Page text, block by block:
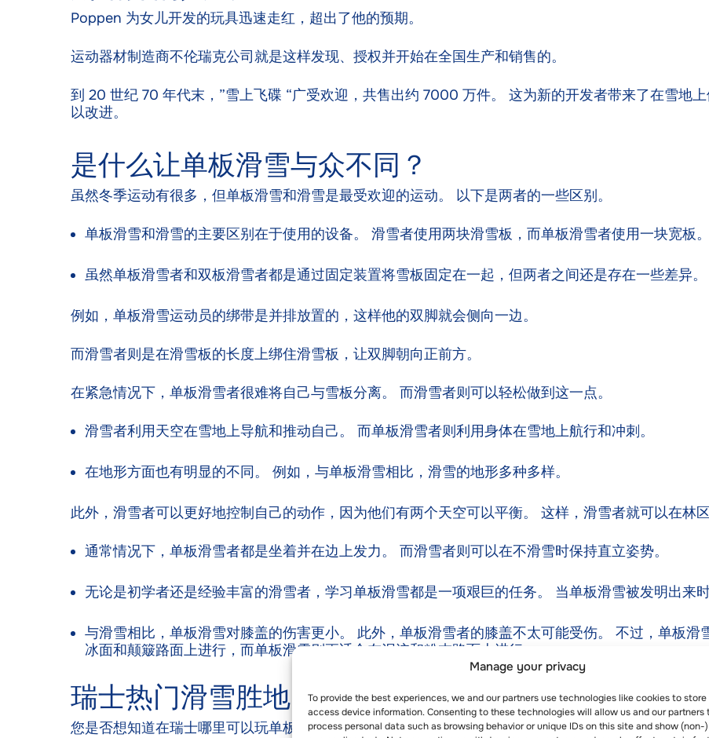
Manage your privacy
To provide the best experiences, we and our partners use technologies like cookies to
access device information. Consenting to these technologies will allow us and our partners
process personal data such as browsing behavior or unique IDs on this site and show (non-)
Poppen 为女儿开发的玩具迅速走红，超出了他的预期。
运动器材制造商不伦瑞克公司就是这样发现、授权并开始在全国生产和销售的。
到 20 世纪 70 年代末，”雪上飞碟 “广受欢迎，共售出约 7000 万件。 这为新的开发者带来了在雪地
以改进。
是什么让单板滑雪与众不同？
虽然冬季运动有很多，但单板滑雪和滑雪是最受欢迎的运动。 以下是两者的一些区别。
单板滑雪和滑雪的主要区别在于使用的设备。 滑雪者使用两块滑雪板，而单板滑雪者使用一块宽板
虽然单板滑雪者和双板滑雪者都是通过固定装置将雪板固定在一起，但两者之间还是存在一些差异。
例如，单板滑雪运动员的绑带是并排放置的，这样他的双脚就会侧向一边。
而滑雪者则是在滑雪板的长度上绑住滑雪板，让双脚朝向正前方。
在紧急情况下，单板滑雪者很难将自己与雪板分离。 而滑雪者则可以轻松做到这一点。
滑雪者利用天空在雪地上导航和推动自己。 而单板滑雪者则利用身体在雪地上航行和冲刺。
在地形方面也有明显的不同。 例如，与单板滑雪相比，滑雪的地形多种多样。
此外，滑雪者可以更好地控制自己的动作，因为他们有两个天空可以平衡。 这样，滑雪者就可以在林
通常情况下，单板滑雪者都是坐着并在边上发力。 而滑雪者则可以在不滑雪时保持直立姿势。
无论是初学者还是经验丰富的滑雪者，学习单板滑雪都是一项艰巨的任务。 当单板滑雪被发明出来
与滑雪相比，单板滑雪对膝盖的伤害更小。 此外，单板滑雪者的膝盖不太可能受伤。 不过，单板
冰面和颠簸路面上进行，而单板滑雪则更适合在泥泞和粉末路面上进行。
瑞士热门滑雪胜地
您是否想知道在瑞士哪里可以玩单板滑雪？ 韦尔比耶（Verbier）是 4 Vallées 滑雪区的主要度假胜地